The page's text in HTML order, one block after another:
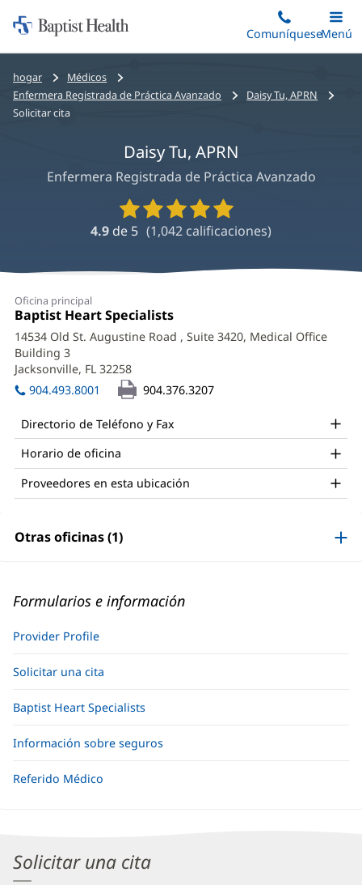
al
principal
Iniciar:
Baptist
Health
ComuníqueseMenú
Bread
crumbs
navigation
hogar
Médicos
Enfermera Registrada de Práctica Avanzado
Daisy Tu, APRN
Solicitar cita
Daisy Tu, APRN
Enfermera Registrada de Práctica Avanzado
Calificaciones
y
reseñas
proveedores
4.9 de 5 (1,042 calificaciones)
Oficina principal
Oficina
1:
Baptist Heart Specialists
abre
en
nueva)
14534 Old St. Augustine Road , Suite 3420, Medical Office
Building 3
Jacksonville, FL 32258
abre
en
ventana
904.493.8001 904.376.3207
Directorio de Teléfono y Fax
Horario de oficina
Proveedores en esta ubicación
Otras oficinas (1)
Formularios e información
Provider Profile
Solicitar una cita
Baptist Heart Specialists
Información sobre seguros
Referido Médico
Solicitar una cita